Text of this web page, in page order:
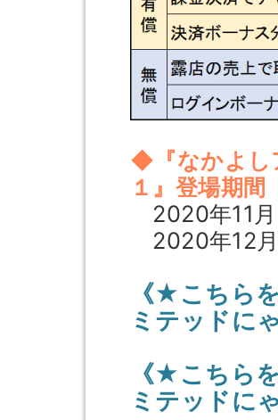
◆『なかよし
１』登場期間
2020年11月
2020年12
《★こちら
ミテッドに
《★こちら
ミテッドに